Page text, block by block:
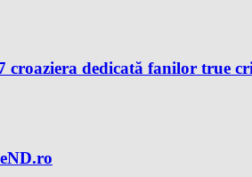
croaziera dedicată fanilor true